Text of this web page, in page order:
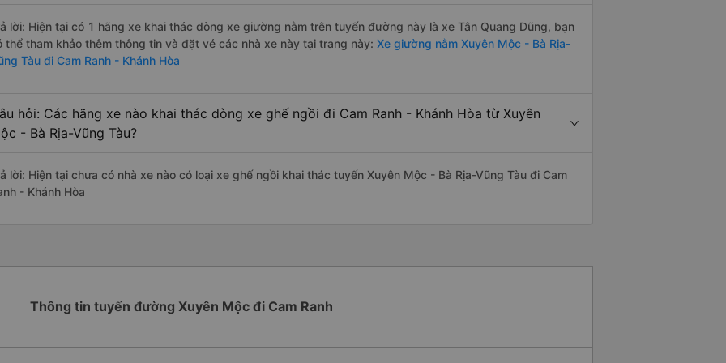
lời: Hiện tại có 1 hãng xe khai thác dòng xe giường nằm trên tuyến đường này là xe Tân Quang Dũng, bạn
thể tham khảo thêm thông tin và đặt vé các nhà xe này tại trang này: Xe giường nằm Xuyên Mộc - Bà Rịa-
Tàu đi Cam Ranh - Khánh Hòa
hỏi: Các hãng xe nào khai thác dòng xe ghế ngồi đi Cam Ranh - Khánh Hòa từ Xuyên
- Bà Rịa-Vũng Tàu?
lời: Hiện tại chưa có nhà xe nào có loại xe ghế ngồi khai thác tuyến Xuyên Mộc - Bà Rịa-Vũng Tàu đi Cam
- Khánh Hòa
Thông tin tuyến đường Xuyên Mộc đi Cam Ranh